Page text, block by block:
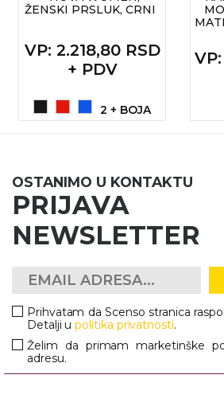
ŽENSKI PRSLUK, CRNI
VP: 2.218,80 RSD
+ PDV
2 + BOJA
VP
OSTANIMO U KONTAKTU
NEWSLETTER
Prihvatam da Scenso stranica
Detalji upolitika privatnosti.
Želim da primam marketinške
adresu.